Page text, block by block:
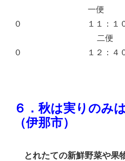
一便 １０
０ １１：１
二便 １
０ １２：４
６．秋は実りのみ
（伊那市）
とれたての新鮮野菜や果